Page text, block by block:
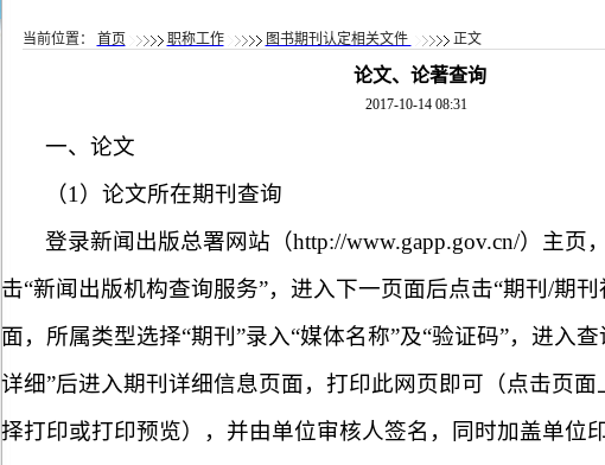
当前位置： 首页 职称工作 图书期刊认定相关文件 正文
论文、论著查询
2017-10-14 08:31
一、论文
（1）论文所在期刊查询
登录新闻出版总署网站（http://www.gapp.gov.cn/）主页
击“新闻出版机构查询服务”，进入下一页面后点击“期刊/期
面，所属类型选择“期刊”录入“媒体名称”及“验证码”，进入
详细”后进入期刊详细信息页面，打印此网页即可（点击页面
择打印或打印预览），并由单位审核人签名，同时加盖单位印